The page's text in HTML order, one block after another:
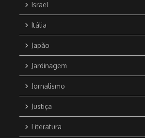
Israel
Itália
Japão
Jardinagem
Jornalismo
Justiça
Literatura